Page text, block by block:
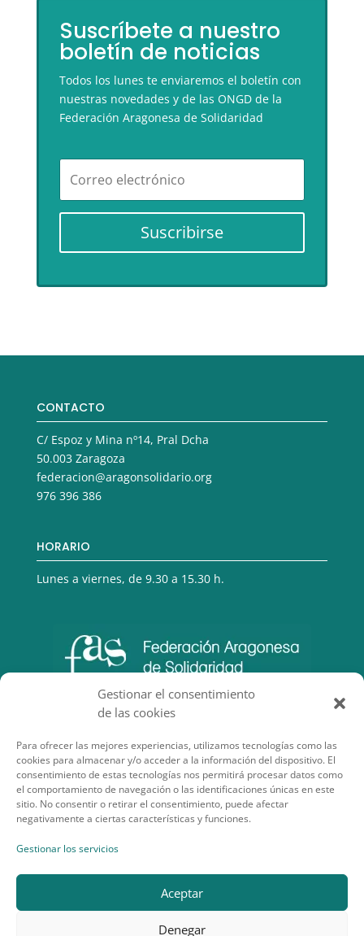
Gestionar el consentimiento
de las cookies
Para ofrecer las mejores experiencias, utilizamos tecnologías como las
cookies para almacenar y/o acceder a la información del dispositivo. El
consentimiento de estas tecnologías nos permitirá procesar datos como
el comportamiento de navegación o las identificaciones únicas en este
sitio. No consentir o retirar el consentimiento, puede afectar
negativamente a ciertas características y funciones.
Gestionar los servicios
Aceptar
Denegar
Suscríbete a nuestro
boletín de noticias
Todos los lunes te enviaremos el boletín con
nuestras novedades y de las ONGD de la
Federación Aragonesa de Solidaridad
Suscribirse
CONTACTO
C/ Espoz y Mina nº14, Pral Dcha
50.003 Zaragoza
federacion@aragonsolidario.org
976 396 386
HORARIO
Lunes a viernes, de 9.30 a 15.30 h.
SECCIONES DE INTERÉS